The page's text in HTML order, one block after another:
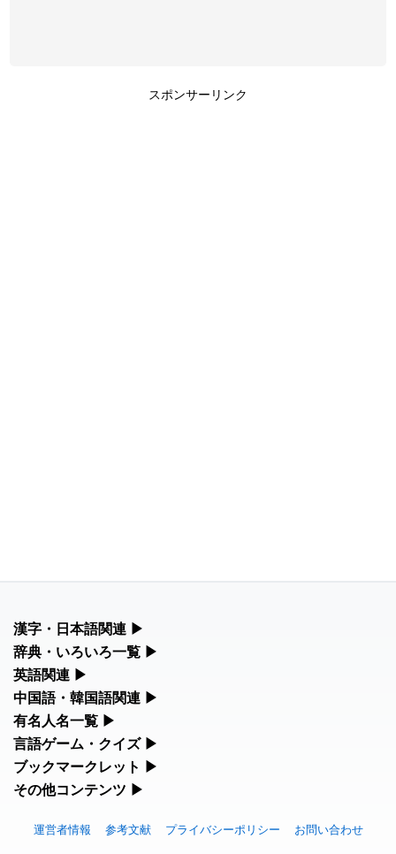
スポンサーリンク
漢字・日本語関連 ▶
漢字の読み方検索、手書き入力、書き順練習など、日本語学習に
人名漢字辞典 - 読み方検索
漢字の書き方・書き順 書き取り練習帳
辞典・いろいろ一覧 ▶
部首・画数別の漢字一覧、熟語辞典、地名・駅名検索など、各種
リファレンスツールです。
画数別なまえ漢字一覧
英語関連 ▶
カタカナ語・略語の意味検索、発音記号、リスニング練習など英
カタカナ語の意味・発音・類語辞典
英単語リスニングテスト
中国語・韓国語関連 ▶
中国語のピンイン変換、韓国語の手書き入力など、アジア言語学
手書き中国語入力 変換ツール
有名人名一覧 ▶
海外セレブやスポーツ選手の名前の読み方・発音を確認できま
海外有名人の苗字・名前一覧と発音 🔊
プレミアリーグ選手名一覧
言語ゲーム・クイズ ▶
四字熟語パズルや漢字クイズなど、楽しみながら学べるゲームで
ブックマークレット ▶
ブラウザに登録して、どのサイトからでも漢字や英語を検索でき
漢字読み方検索ブックマークレット
その他コンテンツ ▶
す。
運営者情報 参考文献 プライバシーポリシー お問い合わせ